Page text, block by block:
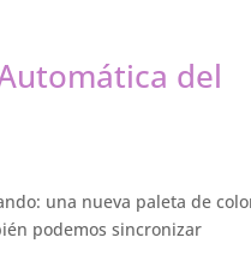
del
una nueva paleta de
podemos sincronizar